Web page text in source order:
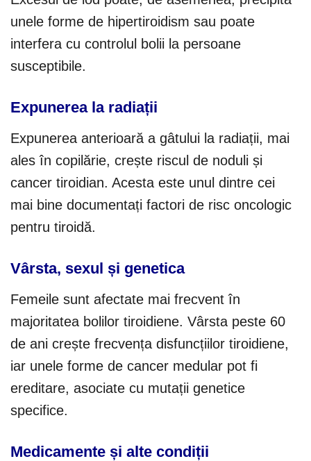
unele forme de hipertiroidism sau poate
interfera cu controlul bolii la persoane
susceptibile.
Expunerea la radiații
Expunerea anterioară a gâtului la radiații, mai
ales în copilărie, crește riscul de noduli și
cancer tiroidian. Acesta este unul dintre cei
mai bine documentați factori de risc oncologic
pentru tiroidă.
Vârsta, sexul și genetica
Femeile sunt afectate mai frecvent în
majoritatea bolilor tiroidiene. Vârsta peste 60
de ani crește frecvența disfuncțiilor tiroidiene,
iar unele forme de cancer medular pot fi
ereditare, asociate cu mutații genetice
specifice.
Medicamente și alte condiții